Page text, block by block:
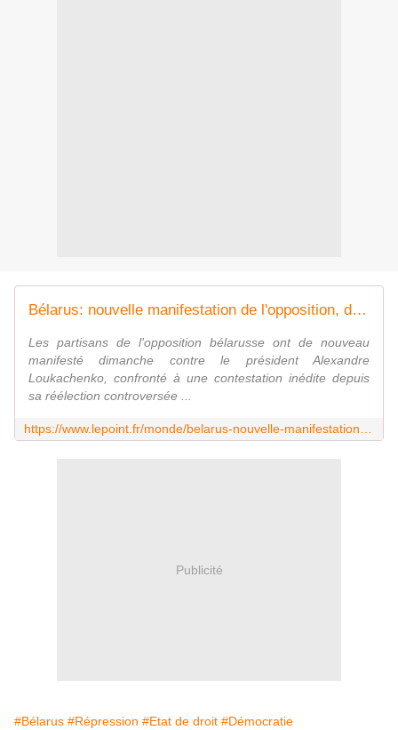
Bélarus: nouvelle manifestation de l'opposition, des arrestations
Les partisans de l'opposition bélarusse ont de nouveau
manifesté dimanche contre le président Alexandre
Loukachenko, confronté à une contestation inédite depuis
sa réélection controversée ...
Publicité
#Bélarus #Répression #Etat de droit #Démocratie